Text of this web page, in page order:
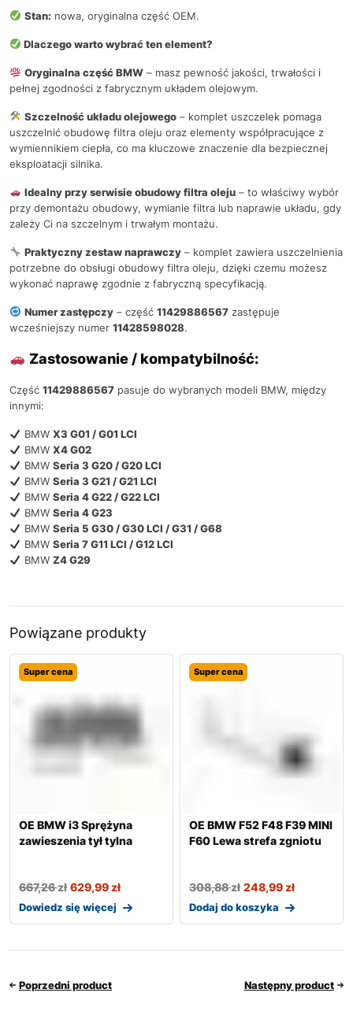
Stan: nowa, oryginalna część OEM.
Dlaczego warto wybrać ten element?
Oryginalna część BMW– masz pewność jakości, trwałości i
pełnej zgodności z fabrycznym układem olejowym.
Szczelność układu olejowego– komplet uszczelek pomaga
uszczelnić obudowę filtra oleju oraz elementy współpracujące z
wymiennikiem ciepła, co ma kluczowe znaczenie dla bezpiecznej
eksploatacji silnika.
Idealny przy serwisie obudowy filtra oleju– to właściwy wybór
przy demontażu obudowy, wymianie filtra lub naprawie układu, gdy
zależy Ci na szczelnym i trwałym montażu.
Praktyczny zestaw naprawczy– komplet zawiera uszczelnienia
potrzebne do obsługi obudowy filtra oleju, dzięki czemu możesz
wykonać naprawę zgodnie z fabryczną specyfikacją.
Numer zastępczy– część 11429886567zastępuje
wcześniejszy numer 11428598028.
Zastosowanie / kompatybilność:
Część 11429886567 pasuje do wybranych modeli BMW, między
innymi:
BMW X3 G01 / G01 LCI
BMW X4 G02
BMW Seria 3 G20 / G20 LCI
BMW Seria 3 G21 / G21 LCI
BMW Seria 4 G22 / G22 LCI
BMW Seria 4 G23
BMW Seria 5 G30 / G30 LCI / G31 / G68
BMW Seria 7 G11 LCI / G12 LCI
BMW Z4 G29
Powiązane produkty
Super cena
OE BMW i3 Sprężyna
zawieszenia tył tylna
667,26zł 629,99zł
Dowiedz się więcej
Super cena
OE BMW F52 F48 F39 MINI
F60 Lewa strefa zgniotu
308,88zł 248,99zł
Dodaj do koszyka
Poprzedni product Następny product